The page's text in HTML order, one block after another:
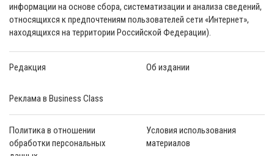
информации на основе сбора, систематизации и анализа сведений,
относящихся к предпочтениям пользователей сети «Интернет»,
находящихся на территории Российской Федерации).
Редакция Об издании
Реклама в Business Class
Политика в отношении
обработки персональных
Условия использования
материалов